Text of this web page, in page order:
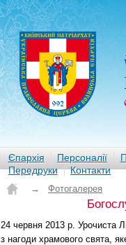
Єпархія Персоналії
Передруки
Контакти
→ Фотогалерея
24 червня 2013 р. Урочиста
з нагоди храмового свята,